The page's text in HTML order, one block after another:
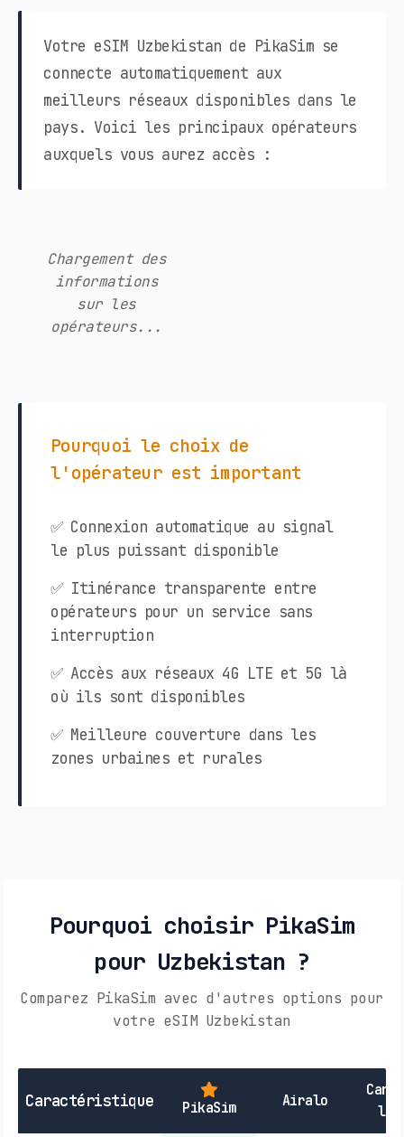
Votre eSIM Uzbekistan de PikaSim se
connecte automatiquement aux
meilleurs réseaux disponibles dans le
pays. Voici les principaux opérateurs
auxquels vous aurez accès :
Chargement des
informations
sur les
opérateurs...
Pourquoi le choix de
l'opérateur est important
✅ Connexion automatique au signal
le plus puissant disponible
✅ Itinérance transparente entre
opérateurs pour un service sans
interruption
✅ Accès aux réseaux 4G LTE et 5G là
où ils sont disponibles
✅ Meilleure couverture dans les
zones urbaines et rurales
Pourquoi choisir PikaSim
pour Uzbekistan ?
Comparez PikaSim avec d'autres options pour
votre eSIM Uzbekistan
Caractéristique PikaSim Airalo